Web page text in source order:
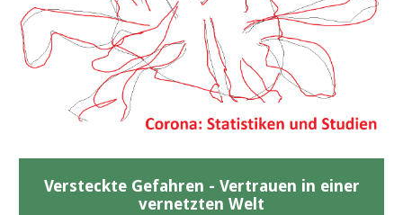
Versteckte Gefahren - Vertrauen in einer
vernetzten Welt